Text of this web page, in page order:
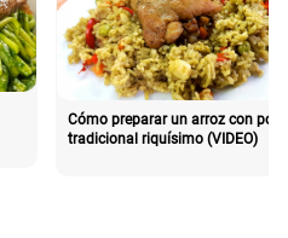
Cómo preparar un arroz con pollo
tradicional riquísimo (VIDEO)